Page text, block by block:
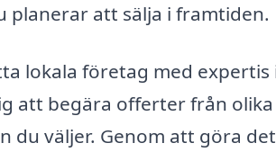
planerar att sälja i framtiden.
lokala företag med
att begära offerter från
du väljer. Genom att göra